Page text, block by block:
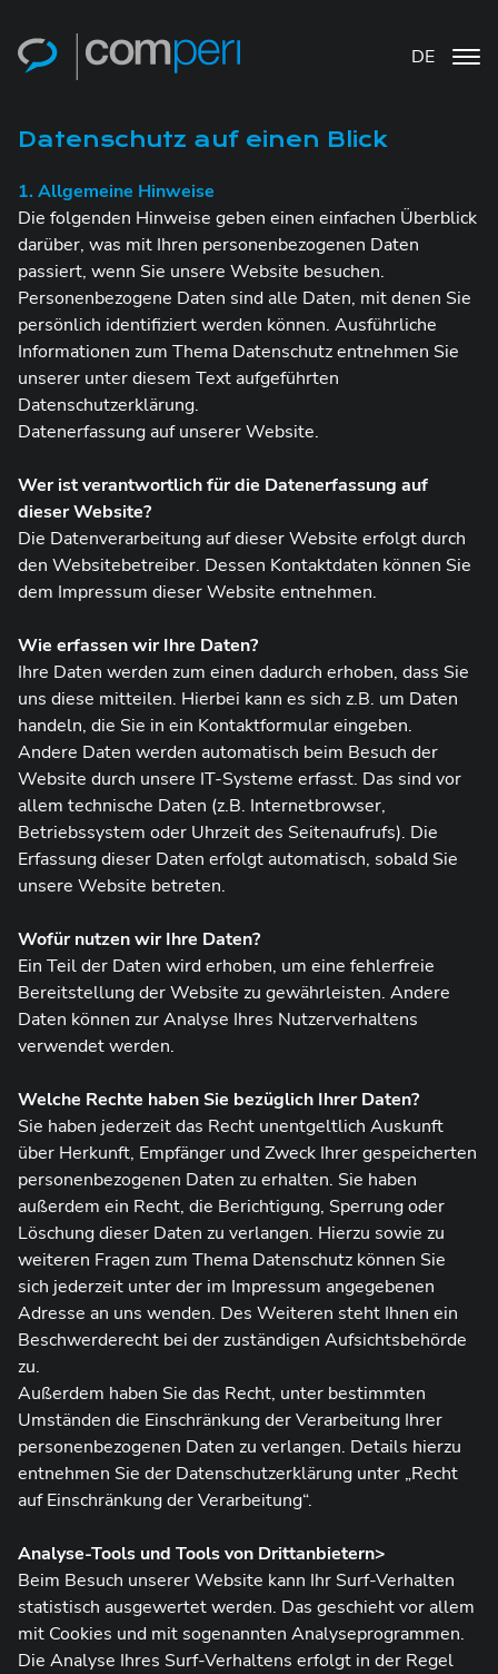
DE
Datenschutz auf einen Blick
1. Allgemeine Hinweise
Die folgenden Hinweise geben einen einfachen Überblick
darüber, was mit Ihren personenbezogenen Daten
passiert, wenn Sie unsere Website besuchen.
Personenbezogene Daten sind alle Daten, mit denen Sie
persönlich identifiziert werden können. Ausführliche
Informationen zum Thema Datenschutz entnehmen Sie
unserer unter diesem Text aufgeführten
Datenschutzerklärung.
Datenerfassung auf unserer Website.
Wer ist verantwortlich für die Datenerfassung auf
dieser Website?
Die Datenverarbeitung auf dieser Website erfolgt durch
den Websitebetreiber. Dessen Kontaktdaten können Sie
dem Impressum dieser Website entnehmen.
Wie erfassen wir Ihre Daten?
Ihre Daten werden zum einen dadurch erhoben, dass Sie
uns diese mitteilen. Hierbei kann es sich z.B. um Daten
handeln, die Sie in ein Kontaktformular eingeben.
Andere Daten werden automatisch beim Besuch der
Website durch unsere IT-Systeme erfasst. Das sind vor
allem technische Daten (z.B. Internetbrowser,
Betriebssystem oder Uhrzeit des Seitenaufrufs). Die
Erfassung dieser Daten erfolgt automatisch, sobald Sie
unsere Website betreten.
Wofür nutzen wir Ihre Daten?
Ein Teil der Daten wird erhoben, um eine fehlerfreie
Bereitstellung der Website zu gewährleisten. Andere
Daten können zur Analyse Ihres Nutzerverhaltens
verwendet werden.
Welche Rechte haben Sie bezüglich Ihrer Daten?
Sie haben jederzeit das Recht unentgeltlich Auskunft
über Herkunft, Empfänger und Zweck Ihrer gespeicherten
personenbezogenen Daten zu erhalten. Sie haben
außerdem ein Recht, die Berichtigung, Sperrung oder
Löschung dieser Daten zu verlangen. Hierzu sowie zu
weiteren Fragen zum Thema Datenschutz können Sie
sich jederzeit unter der im Impressum angegebenen
Adresse an uns wenden. Des Weiteren steht Ihnen ein
Beschwerderecht bei der zuständigen Aufsichtsbehörde
zu.
Außerdem haben Sie das Recht, unter bestimmten
Umständen die Einschränkung der Verarbeitung Ihrer
personenbezogenen Daten zu verlangen. Details hierzu
entnehmen Sie der Datenschutzerklärung unter „Recht
auf Einschränkung der Verarbeitung“.
Analyse-Tools und Tools von Drittanbietern>
Beim Besuch unserer Website kann Ihr Surf-Verhalten
statistisch ausgewertet werden. Das geschieht vor allem
mit Cookies und mit sogenannten Analyseprogrammen.
Die Analyse Ihres Surf-Verhaltens erfolgt in der Regel